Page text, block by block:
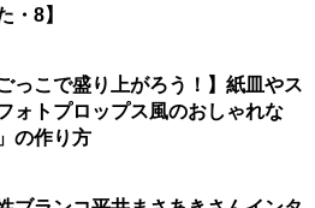
・8】
っこで盛り上がろう！】紙皿やス
ォトプロップス風のおしゃれな
の作り方